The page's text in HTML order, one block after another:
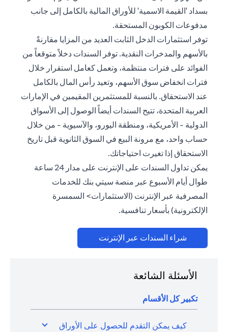
بسداد 'القيمة الاسمية' للأوراق المالية بالكامل إلى جانب
مدفوعات الكوبون المستحقة.
توفر استثمارات الدخل الثابت العديد من المزايا مقارنةً
بالأسهم والمدخرات النقدية. توفر السندات دخلاً متوقعاً من
الفوائد على فترات منتظمة، وتعمل كعامل استقرار خلال
فترات انخفاض سوق الأسهم، وتعيد رأس المال بالكامل
عند الاستحقاق. بالنسبة للمستثمرين المقيمين في الإمارات
العربية المتحدة، تتيح السندات أيضاً الوصول إلى الأسواق
الدولية - الأمريكية، ومنطقة اليورو، والآسيوية - من خلال
حساب واحد، مع مرونة البيع في السوق الثانوية قبل تاريخ
الاستحقاق إذا تغيرت احتياجاتك.
يمكن تداول السندات على الإنترنت على مدار 24 ساعة
طوال أيام الأسبوع عبر منصة سيتي بنك للخدمات
المصرفية عبر الإنترنت (الاستثمارات> السمسرة
الإلكترونية) بأسعار تنافسية.
شراء السندات عبر الإنترنت
الأسئلة الشائعة
تكبير كل الأقسام
كيف يمكن التقدم للحصول على الأوراق